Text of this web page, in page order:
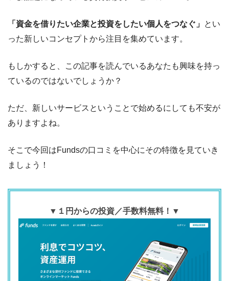
「資金を借りたい企業と投資をしたい個人をつなぐ」 とい
った新しいコンセプトから注目を集めています。
もしかすると、この記事を読んでいるあなたも興味を持っ
ているのではないでしょうか？
ただ、新しいサービスということで始めるにしても不安が
ありますよね。
そこで今回はFundsの口コミを中心にその特徴を見ていき
ましょう！
▼１円からの投資／手数料無料！▼